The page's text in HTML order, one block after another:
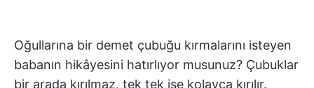
Oğullarına bir demet çubuğu kırmalarını isteyen
babanın hikâyesini hatırlıyor musunuz? Çubuklar
bir arada kırılmaz, tek tek ise kolayca kırılır.